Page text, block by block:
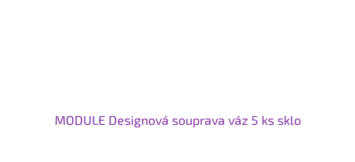
MODULE Designová souprava váz 5 ks sklo